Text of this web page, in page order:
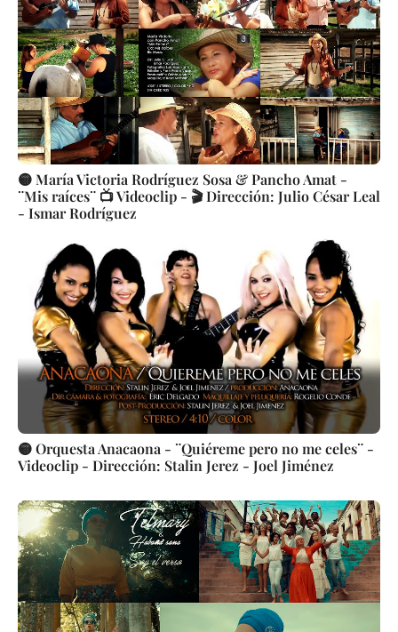
🟡 María Victoria Rodríguez Sosa & Pancho Amat -
¨Mis raíces¨ 📺 Videoclip - 🎬 Dirección: Julio César Leal
- Ismar Rodríguez
🟡 Orquesta Anacaona - ¨Quiéreme pero no me celes¨ -
Videoclip - Dirección: Stalin Jerez - Joel Jiménez